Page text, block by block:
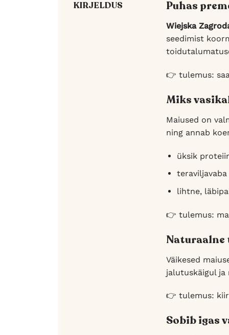
KIRJELDUS Puhas
Wiejska
seedimist
👉 tulemus:
Miks
Maiused on
ning annab
üksik
teraviljavaba
lihtne,
👉 tulemus:
Naturaalne
Väikesed
jalutuskäigul ja
👉 tulemus:
Sobib igas